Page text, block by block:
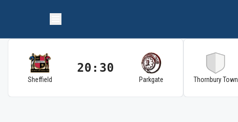
Sheffield
20:30
Parkgate Thornbury Town